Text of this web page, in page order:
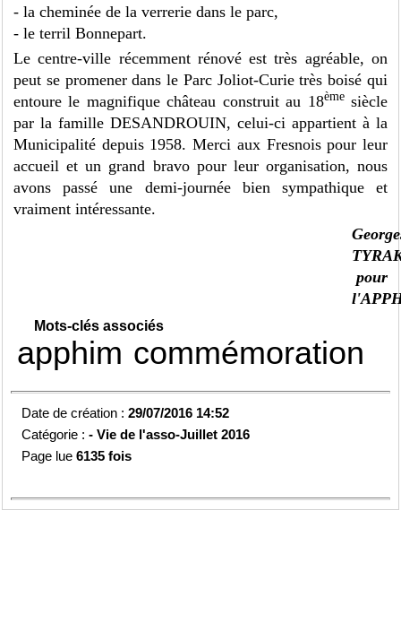
- la cheminée de la verrerie dans le parc,
- le terril Bonnepart.
Le centre-ville récemment rénové est très agréable, on
peut se promener dans le Parc Joliot-Curie très boisé qui
entoure le magnifique château construit au 18èmesiècle
par la famille DESANDROUIN, celui-ci appartient à la
Municipalité depuis 1958. Merci aux Fresnois pour leur
accueil et un grand bravo pour leur organisation, nous
avons passé une demi-journée bien sympathique et
vraiment intéressante.
pour
Mots-clés associés
apphim commémoration
Date de création :29/07/2016 14:52
Catégorie :-Vie de l'asso-Juillet 2016
Page lue6135 fois